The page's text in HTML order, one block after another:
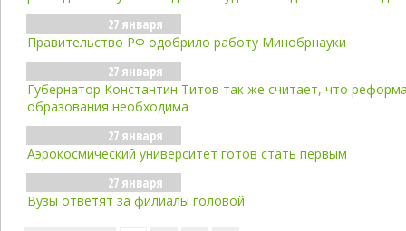
27 января
Правительство РФ одобрило работу Минобрнауки
27 января
Губернатор Константин Титов так же считает, что
образования необходима
27 января
Аэрокосмический университет готов стать первым
27 января
Вузы ответят за филиалы головой